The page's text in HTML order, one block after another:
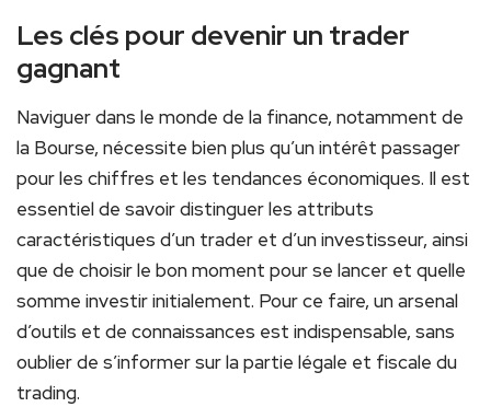
Les clés pour devenir un trader
gagnant
Naviguer dans le monde de la finance, notamment de
la Bourse, nécessite bien plus qu’un intérêt passager
pour les chiffres et les tendances économiques. Il est
essentiel de savoir distinguer les attributs
caractéristiques d’un trader et d’un investisseur, ainsi
que de choisir le bon moment pour se lancer et quelle
somme investir initialement. Pour ce faire, un arsenal
d’outils et de connaissances est indispensable, sans
oublier de s’informer sur la partie légale et fiscale du
trading.